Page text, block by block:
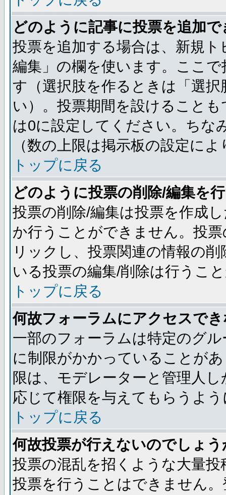
どのように記事に投票を追加
投票を追加する場合は、新規
編集」の欄を使います。ここ
す（選択肢を作るときは「選
い）。投票期間を設けること
は0に設定してください。ちな
（数の上限は掲示板の設定に
トップに戻る
どのように投票の削除/編集を
投票の削除/編集は投票を作成
か行うことができません。投
リックし、投票関連の情報の
いる投票の編集/削除は行うこ
トップに戻る
何故フォーラムにアクセスで
一部のフォーラムは特定のグ
に制限がかかっていることが
限は、モデレーターと管理人
応じて権限を与えてもらうよ
トップに戻る
何故投票が行えないのでしょう
投票の混乱を招くような大量
投票を行うことはできません